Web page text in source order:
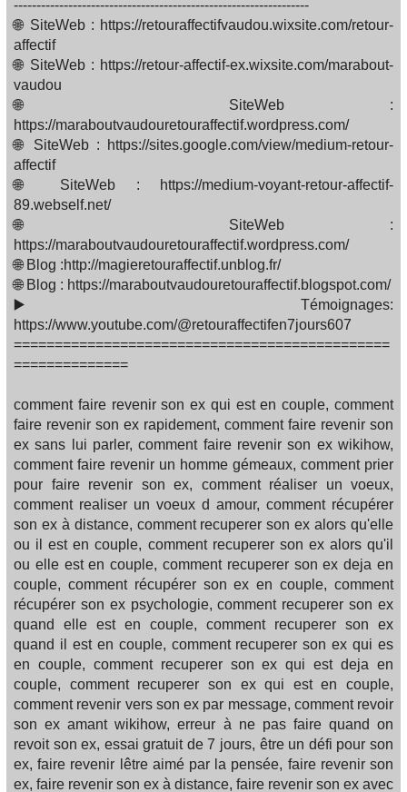
-----------------------------------------------------------------
🌐 SiteWeb : https://retouraffectifvaudou.wixsite.com/retour-
affectif
🌐 SiteWeb : https://retour-affectif-ex.wixsite.com/marabout-
vaudou
🌐 SiteWeb :
https://maraboutvaudouretouraffectif.wordpress.com/
🌐 SiteWeb : https://sites.google.com/view/medium-retour-
affectif
🌐 SiteWeb : https://medium-voyant-retour-affectif-
89.webself.net/
🌐 SiteWeb :
https://maraboutvaudouretouraffectif.wordpress.com/
🌐 Blog :http://magieretouraffectif.unblog.fr/
🌐 Blog : https://maraboutvaudouretouraffectif.blogspot.com/
▶️ Témoignages:
https://www.youtube.com/@retouraffectifen7jours607
==============================================
==============
comment faire revenir son ex qui est en couple, comment
faire revenir son ex rapidement, comment faire revenir son
ex sans lui parler, comment faire revenir son ex wikihow,
comment faire revenir un homme gémeaux, comment prier
pour faire revenir son ex, comment réaliser un voeux,
comment realiser un voeux d amour, comment récupérer
son ex à distance, comment recuperer son ex alors qu'elle
ou il est en couple, comment recuperer son ex alors qu'il
ou elle est en couple, comment recuperer son ex deja en
couple, comment récupérer son ex en couple, comment
récupérer son ex psychologie, comment recuperer son ex
quand elle est en couple, comment recuperer son ex
quand il est en couple, comment recuperer son ex qui es
en couple, comment recuperer son ex qui est deja en
couple, comment recuperer son ex qui est en couple,
comment revenir vers son ex par message, comment revoir
son ex amant wikihow, erreur à ne pas faire quand on
revoit son ex, essai gratuit de 7 jours, être un défi pour son
ex, faire revenir lêtre aimé par la pensée, faire revenir son
ex, faire revenir son ex à distance, faire revenir son ex avec